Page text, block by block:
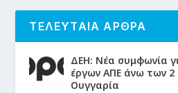
ΤΕΛΕΥΤΑΙΑ ΑΡΘΡΑ
ΔΕΗ: Νέα συμφωνία
έργων ΑΠΕ άνω των 2
Ουγγαρία